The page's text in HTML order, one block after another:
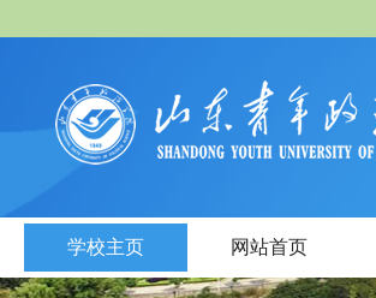
学校主页 网站首页